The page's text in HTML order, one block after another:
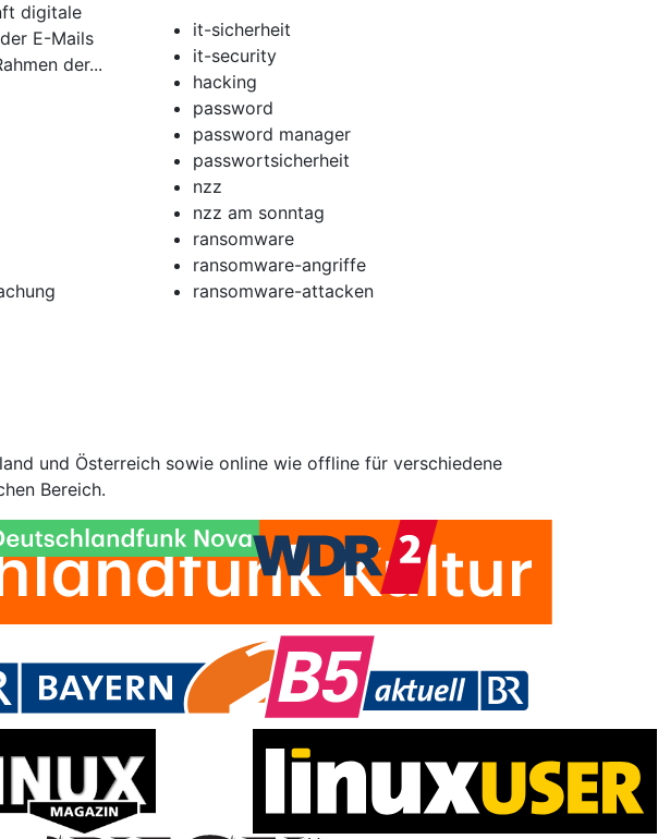
digitale
E-Mails
der...
it-sicherheit
it-security
hacking
password
password manager
passwortsicherheit
nzz
nzz am sonntag
ransomware
ransomware-angriffe
ransomware-attacken
und Österreich sowie online wie offline für verschiedene
Bereich.